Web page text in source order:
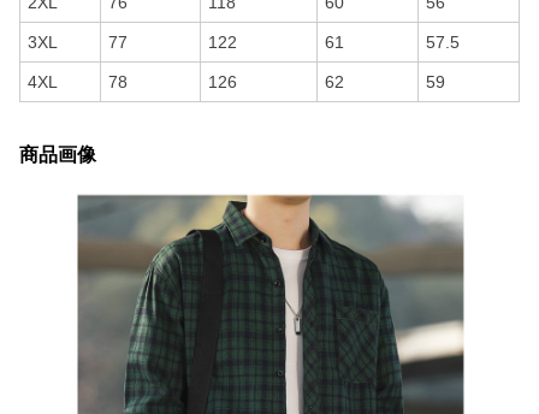
3XL 77 122 61 57.5
4XL 78 126 62 59
商品画像